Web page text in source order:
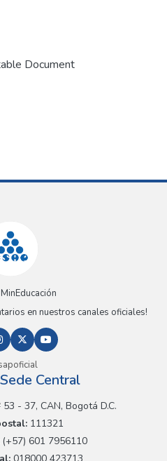
Document
en nuestros canales oficiales!
Central
- 37, CAN, Bogotá D.C.
111321
601 7956110